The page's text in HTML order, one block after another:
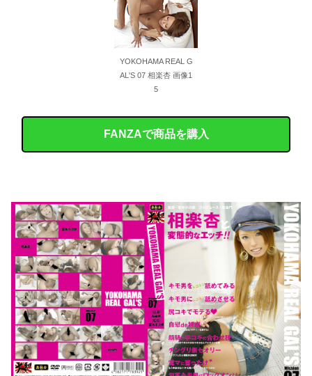
YOKOHAMA REAL G
AL'S 07 相楽杏 画像1
5
FANZAで商品を購入